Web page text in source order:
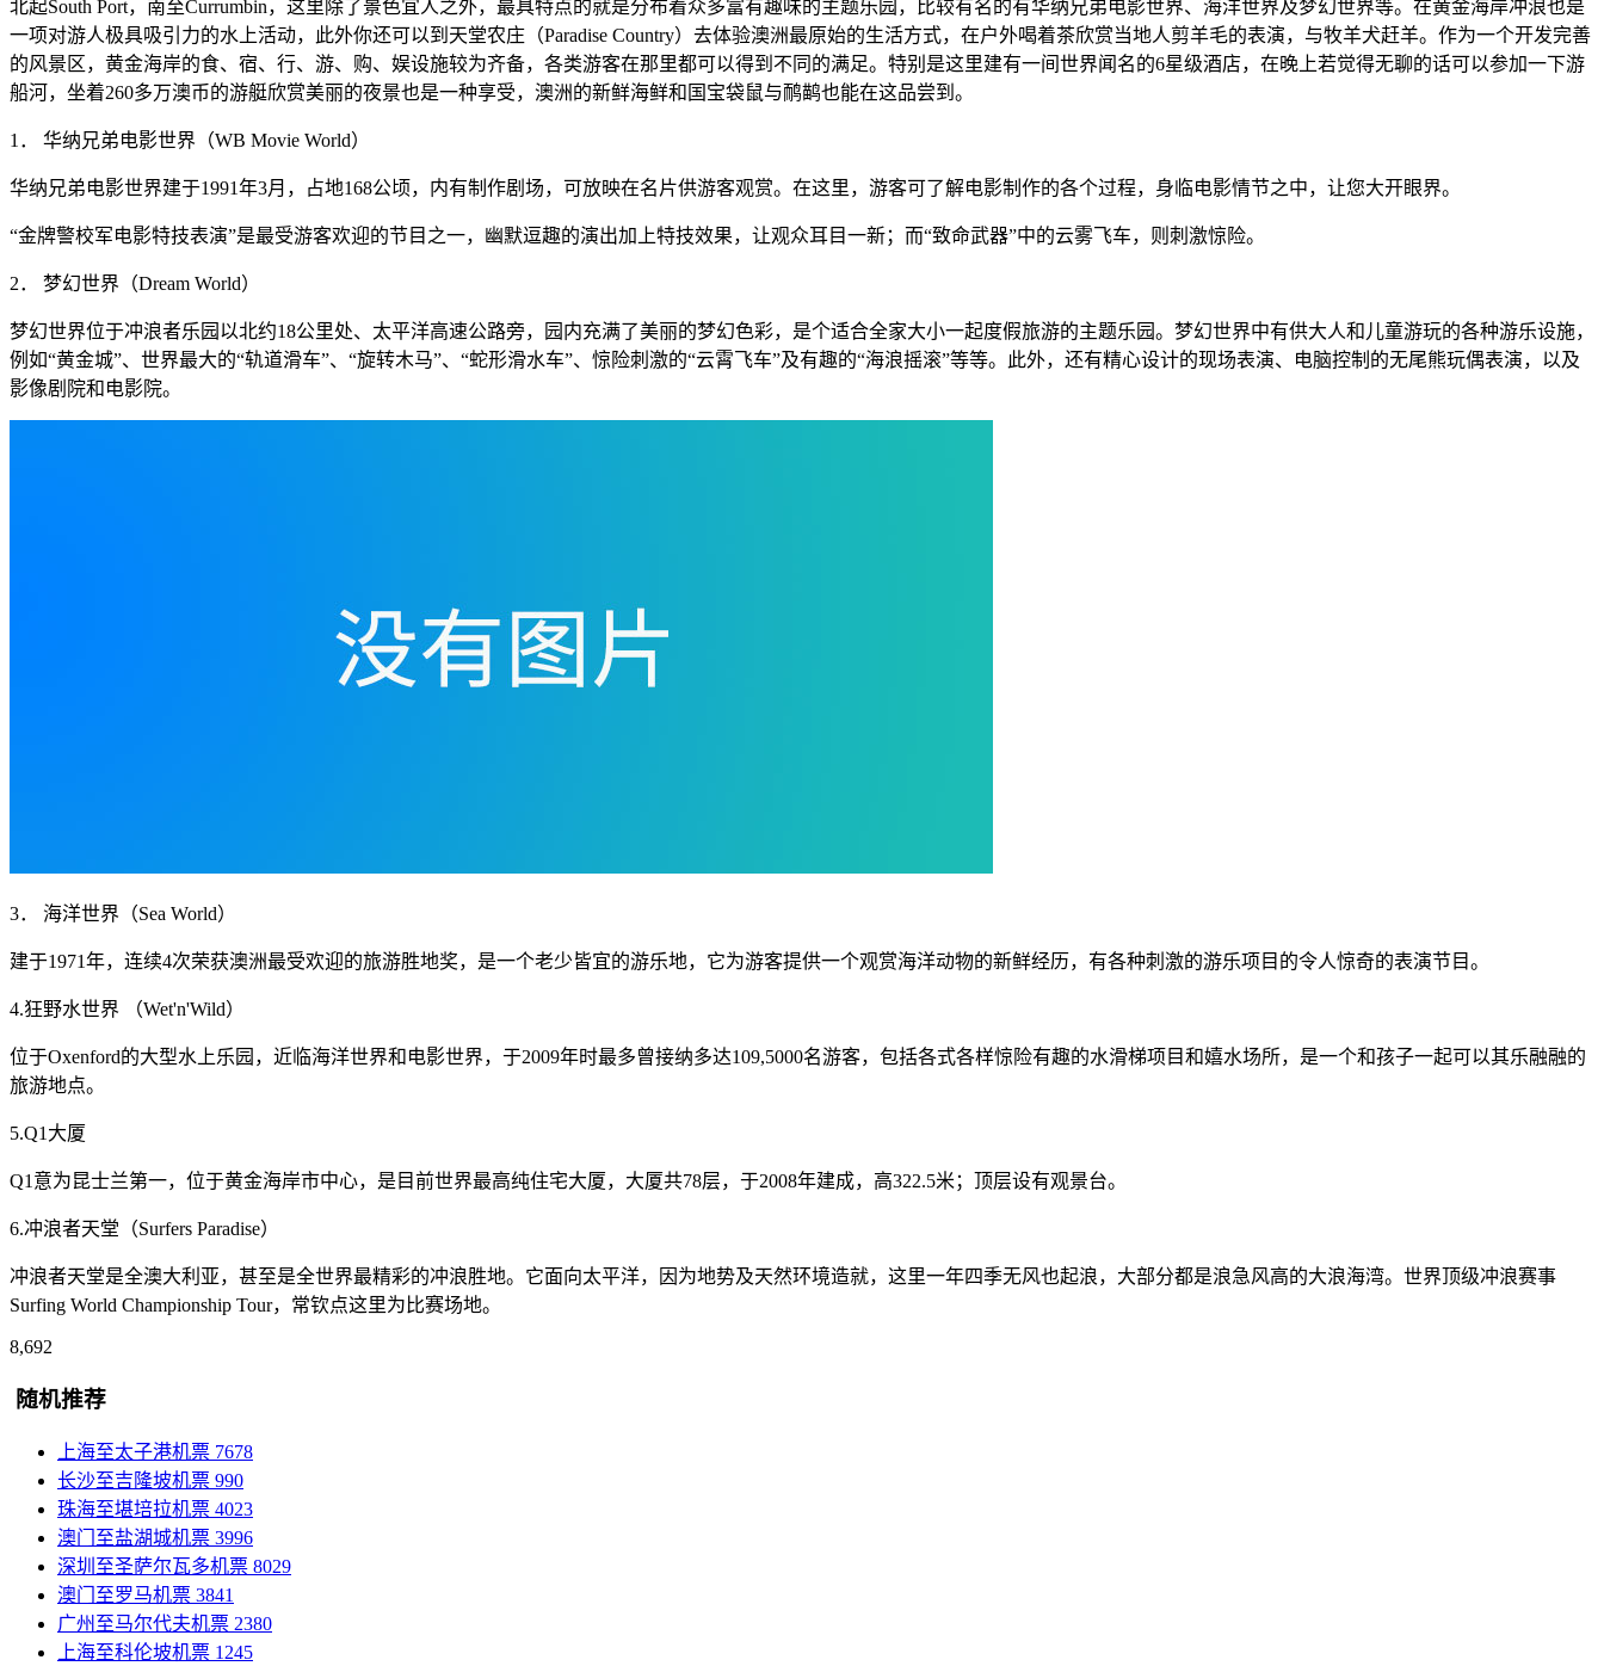
北起South Port，南至Currumbin，这里除了景色宜人之外，最具特点的就是分布着众多富有趣味的主题乐园，比较有名的有华纳兄弟电影世界、海洋世界及梦幻世界等。在黄金海岸冲浪也是
一项对游人极具吸引力的水上活动，此外你还可以到天堂农庄（Paradise Country）去体验澳洲最原始的生活方式，在户外喝着茶欣赏当地人剪羊毛的表演，与牧羊犬赶羊。作为一个开发完善
的风景区，黄金海岸的食、宿、行、游、购、娱设施较为齐备，各类游客在那里都可以得到不同的满足。特别是这里建有一间世界闻名的6星级酒店，在晚上若觉得无聊的话可以参加一下游
船河，坐着260多万澳币的游艇欣赏美丽的夜景也是一种享受，澳洲的新鲜海鲜和国宝袋鼠与鸸鹋也能在这品尝到。
1． 华纳兄弟电影世界（WB Movie World）
华纳兄弟电影世界建于1991年3月，占地168公顷，内有制作剧场，可放映在名片供游客观赏。在这里，游客可了解电影制作的各个过程，身临电影情节之中，让您大开眼界。
“金牌警校军电影特技表演”是最受游客欢迎的节目之一，幽默逗趣的演出加上特技效果，让观众耳目一新；而“致命武器”中的云雾飞车，则刺激惊险。
2． 梦幻世界（Dream World）
梦幻世界位于冲浪者乐园以北约18公里处、太平洋高速公路旁，园内充满了美丽的梦幻色彩，是个适合全家大小一起度假旅游的主题乐园。梦幻世界中有供大人和儿童游玩的各种游乐设施，
例如“黄金城”、世界最大的“轨道滑车”、“旋转木马”、“蛇形滑水车”、惊险刺激的“云霄飞车”及有趣的“海浪摇滚”等等。此外，还有精心设计的现场表演、电脑控制的无尾熊玩偶表演，以及
影像剧院和电影院。
3． 海洋世界（Sea World）
建于1971年，连续4次荣获澳洲最受欢迎的旅游胜地奖，是一个老少皆宜的游乐地，它为游客提供一个观赏海洋动物的新鲜经历，有各种刺激的游乐项目的令人惊奇的表演节目。
4.狂野水世界 （Wet'n'Wild）
位于Oxenford的大型水上乐园，近临海洋世界和电影世界，于2009年时最多曾接纳多达109,5000名游客，包括各式各样惊险有趣的水滑梯项目和嬉水场所，是一个和孩子一起可以其乐融融的
旅游地点。
5.Q1大厦
Q1意为昆士兰第一，位于黄金海岸市中心，是目前世界最高纯住宅大厦，大厦共78层，于2008年建成，高322.5米；顶层设有观景台。
6.冲浪者天堂（Surfers Paradise）
冲浪者天堂是全澳大利亚，甚至是全世界最精彩的冲浪胜地。它面向太平洋，因为地势及天然环境造就，这里一年四季无风也起浪，大部分都是浪急风高的大浪海湾。世界顶级冲浪赛事
Surfing World Championship Tour，常钦点这里为比赛场地。
8,692
随机推荐
上海至太子港机票 7678
长沙至吉隆坡机票 990
珠海至堪培拉机票 4023
澳门至盐湖城机票 3996
深圳至圣萨尔瓦多机票 8029
澳门至罗马机票 3841
广州至马尔代夫机票 2380
上海至科伦坡机票 1245